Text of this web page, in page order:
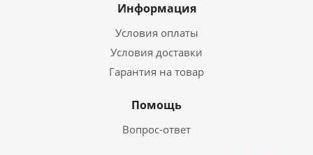
Информация
Условия оплаты
Условия доставки
Гарантия на товар
Помощь
Вопрос-ответ